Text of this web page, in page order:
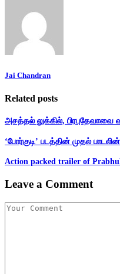
Jai Chandran
Related posts
அசத்தல் லுக்கில், பிரபுதேவாவை
‘போர்குடி’ படத்தின் முதல்
Action packed trailer of
Leave a Comment